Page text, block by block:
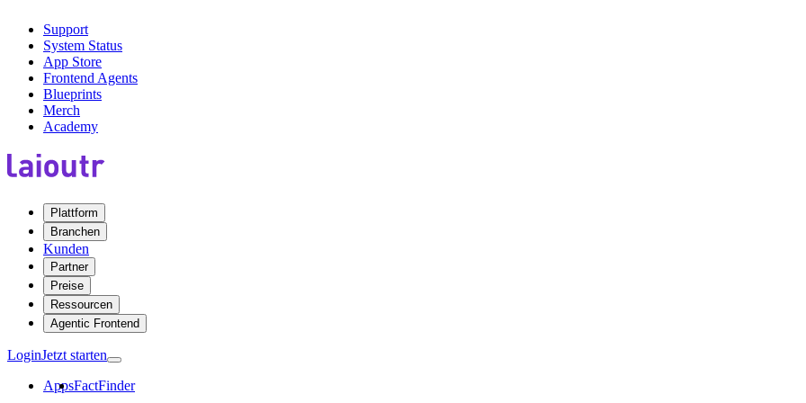
Support
System Status
App Store
Frontend Agents
Blueprints
Merch
Academy
Plattform
Branchen
Kunden
Partner
Preise
Ressourcen
Agentic Frontend
LoginJetzt starten
AppsFactFinder